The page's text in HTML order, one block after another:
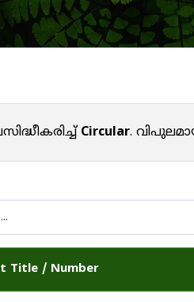
Circular.
Title / Number